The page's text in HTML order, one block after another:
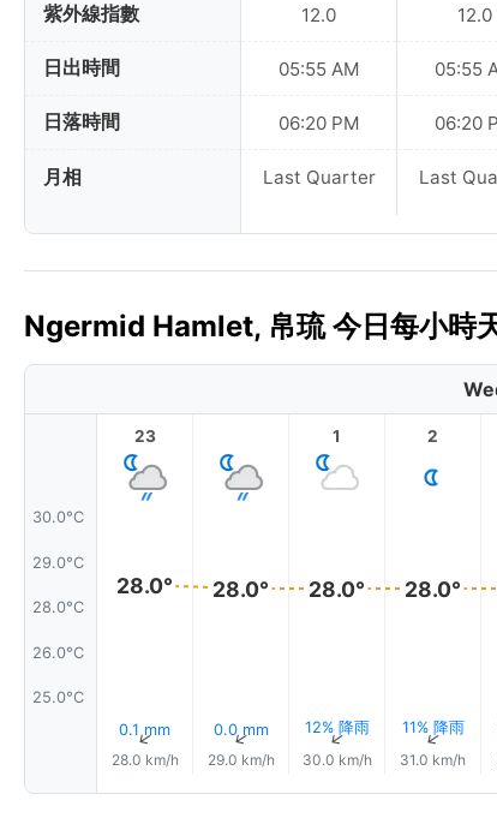
紫外線指數
日出時間
日落時間
月相
12.0
05:55 AM
06:20 PM
Last Quarter
12.0
05:55
06:20
Last
Ngermid Hamlet, 帛琉 今日每小
30.0°C
29.0°C
28.0°C
26.0°C
25.0°C
23
28.0°
0.1 mm
↑
28.0 km/h
28.0°
0.0 mm
↑
29.0 km/h
1
28.0°
12% 降雨
↑
30.0 km/h
2
28.0°
11% 降雨
↑
31.0 km/h